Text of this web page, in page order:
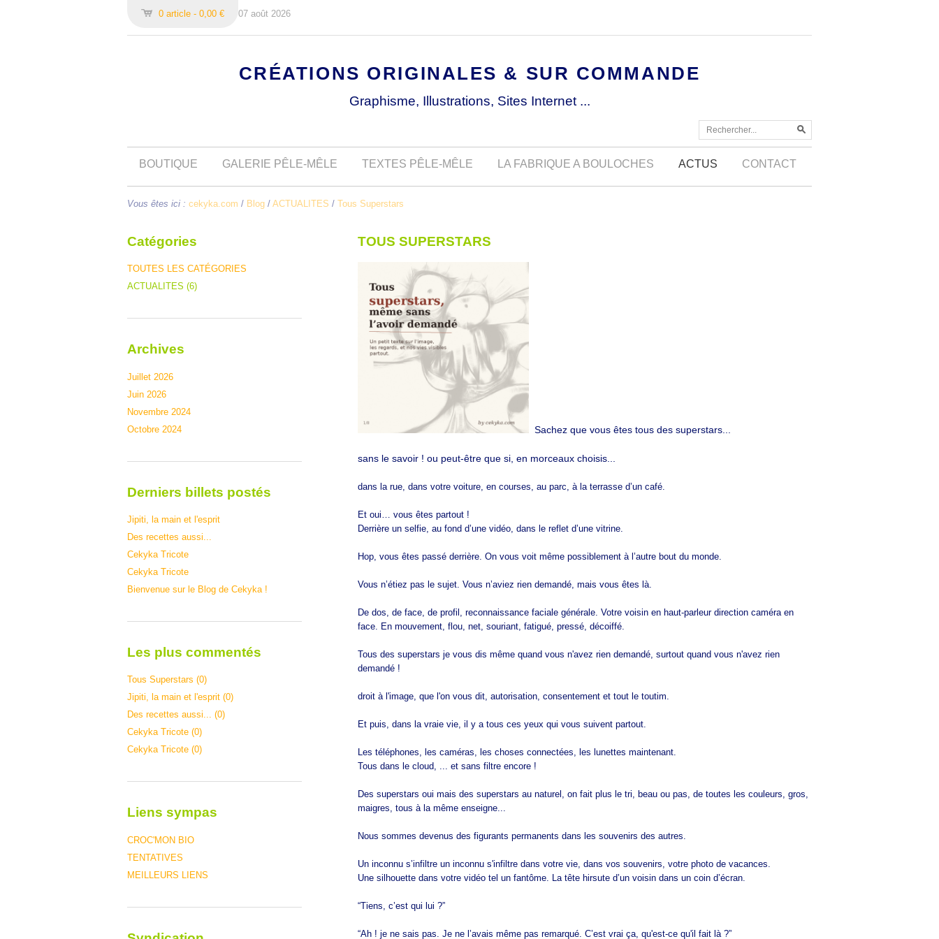
07 août 2026
0 article - 0,00 €
CRÉATIONS ORIGINALES & SUR COMMANDE
Graphisme, Illustrations, Sites Internet ...
BOUTIQUE GALERIE PÊLE-MÊLE TEXTES PÊLE-MÊLE LA FABRIQUE A BOULOCHES ACTUS CONTACT
Vous êtes ici : cekyka.com / Blog / ACTUALITES / Tous Superstars
TOUS SUPERSTARS
Sachez que vous êtes tous des superstars...
sans le savoir ! ou peut-être que si, en morceaux choisis...
dans la rue, dans votre voiture, en courses, au parc, à la terrasse d’un café.
Et oui… vous êtes partout !
Derrière un selfie, au fond d’une vidéo, dans le reflet d’une vitrine.
Hop, vous êtes passé derrière. On vous voit même possiblement à l’autre bout du monde.
Vous n’étiez pas le sujet. Vous n’aviez rien demandé, mais vous êtes là.
De dos, de face, de profil, reconnaissance faciale générale. Votre voisin en haut-parleur direction caméra en
face. En mouvement, flou, net, souriant, fatigué, pressé, décoiffé.
Tous des superstars je vous dis même quand vous n'avez rien demandé, surtout quand vous n'avez rien
demandé !
droit à l'image, que l'on vous dit, autorisation, consentement et tout le toutim.
Et puis, dans la vraie vie, il y a tous ces yeux qui vous suivent partout.
Les téléphones, les caméras, les choses connectées, les lunettes maintenant.
Tous dans le cloud, ... et sans filtre encore !
Des superstars oui mais des superstars au naturel, on fait plus le tri, beau ou pas, de toutes les couleurs, gros,
maigres, tous à la même enseigne...
Nous sommes devenus des figurants permanents dans les souvenirs des autres.
Un inconnu s’infiltre un inconnu s'infiltre dans votre vie, dans vos souvenirs, votre photo de vacances.
Une silhouette dans votre vidéo tel un fantôme. La tête hirsute d’un voisin dans un coin d’écran.
“Tiens, c’est qui lui ?”
“Ah ! je ne sais pas. Je ne l’avais même pas remarqué. C’est vrai ça, qu'est-ce qu'il fait là ?”
Catégories
TOUTES LES CATÉGORIES
ACTUALITES (6)
Archives
Juillet 2026
Juin 2026
Novembre 2024
Octobre 2024
Derniers billets postés
Jipiti, la main et l'esprit
Des recettes aussi...
Cekyka Tricote
Cekyka Tricote
Bienvenue sur le Blog de Cekyka !
Les plus commentés
Tous Superstars (0)
Jipiti, la main et l'esprit (0)
Des recettes aussi... (0)
Cekyka Tricote (0)
Cekyka Tricote (0)
Liens sympas
CROC'MON BIO
TENTATIVES
MEILLEURS LIENS